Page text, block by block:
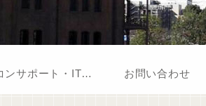
パソコンサポート・IT支援 お問い合わせ